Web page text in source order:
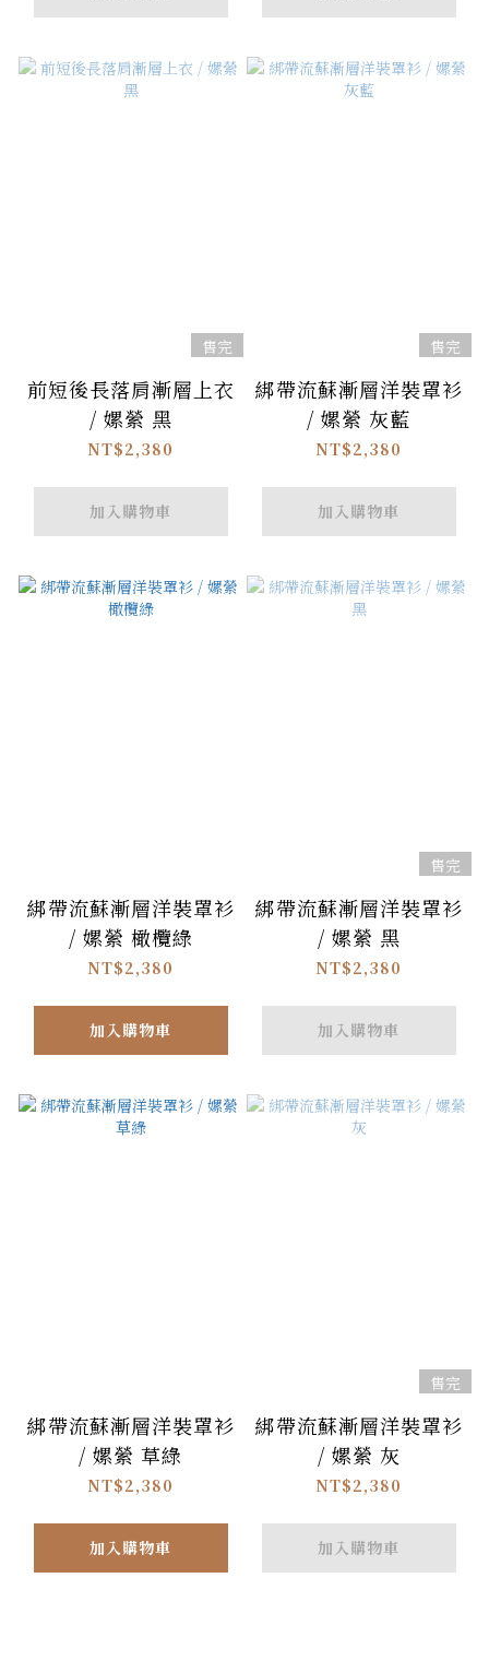
售完
前短後長落肩漸層上衣
/ 嫘縈 黑
NT$2,380
加入購物車
售完
綁帶流蘇漸層洋裝罩衫
/ 嫘縈 灰藍
NT$2,380
加入購物車
綁帶流蘇漸層洋裝罩衫
/ 嫘縈 橄欖綠
NT$2,380
加入購物車
售完
綁帶流蘇漸層洋裝罩衫
/ 嫘縈 黑
NT$2,380
加入購物車
綁帶流蘇漸層洋裝罩衫
/ 嫘縈 草綠
NT$2,380
加入購物車
售完
綁帶流蘇漸層洋裝罩衫
/ 嫘縈 灰
NT$2,380
加入購物車